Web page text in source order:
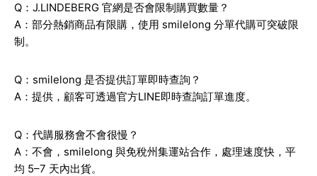
Q：J.LINDEBERG 官網是否會限制購買數量？
A：部分熱銷商品有限購，使用 smilelong 分單代購可突破限
制。
Q：smilelong 是否提供訂單即時查詢？
A：提供，顧客可透過官方LINE即時查詢訂單進度。
Q：代購服務會不會很慢？
A：不會，smilelong 與免稅州集運站合作，處理速度快，平
均 5–7 天內出貨。